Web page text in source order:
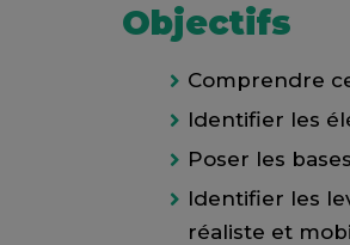
Objectifs
Comprendre
Identifier les
Poser les
Identifier les
réaliste et